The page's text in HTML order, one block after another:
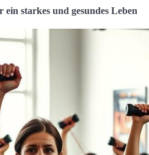
starkes und gesundes Leben